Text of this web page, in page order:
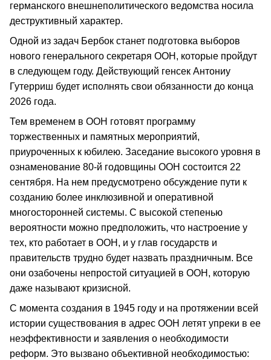
германского внешнеполитического ведомства носила
деструктивный характер.
Одной из задач Бербок станет подготовка выборов
нового генерального секретаря ООН, которые пройдут
в следующем году. Действующий генсек Антониу
Гутерриш будет исполнять свои обязанности до конца
2026 года.
Тем временем в ООН готовят программу
торжественных и памятных мероприятий,
приуроченных к юбилею. Заседание высокого уровня в
ознаменование 80-й годовщины ООН состоится 22
сентября. На нем предусмотрено обсуждение пути к
созданию более инклюзивной и оперативной
многосторонней системы. С высокой степенью
вероятности можно предположить, что настроение у
тех, кто работает в ООН, и у глав государств и
правительств трудно будет назвать праздничным. Все
они озабочены непростой ситуацией в ООН, которую
даже называют кризисной.
С момента создания в 1945 году и на протяжении всей
истории существования в адрес ООН летят упреки в ее
неэффективности и заявления о необходимости
реформ. Это вызвано объективной необходимостью: